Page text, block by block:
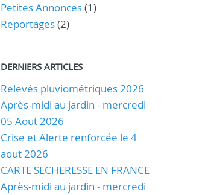
Petites Annonces(1)
Reportages(2)
DERNIERS ARTICLES
Relevés pluviométriques 2026
Après-midi au jardin - mercredi
05 Aout 2026
Crise et Alerte renforcée le 4
aout 2026
CARTE SECHERESSE EN FRANCE
Après-midi au jardin - mercredi